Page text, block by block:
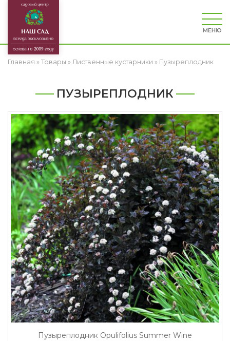
МЕНЮ
Главная » Товары » Лиственные кустарники » Пузыреплодник
ПУЗЫРЕПЛОДНИК
Пузыреплодник Opulifolius Summer Wine